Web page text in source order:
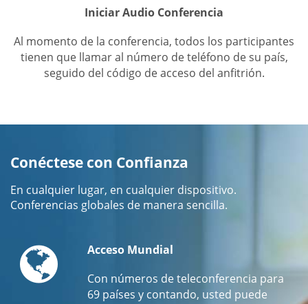
Iniciar Audio Conferencia
Al momento de la conferencia, todos los participantes
tienen que llamar al número de teléfono de su país,
seguido del código de acceso del anfitrión.
Conéctese con Confianza
En cualquier lugar, en cualquier dispositivo.
Conferencias globales de manera sencilla.
GlobeAcceso Mundial
Con números de teleconferencia para
69 países y contando, usted puede